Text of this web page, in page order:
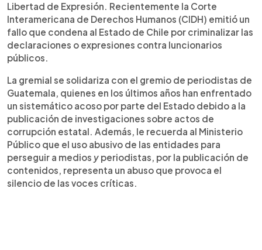
Libertad de Expresión. Recientemente la Corte
lnteramericana de Derechos Humanos (CIDH) emitió un
fallo que condena al Estado de Chile por criminalizar las
declaraciones o expresiones contra luncionarios
públicos.
La gremial se solidariza con el gremio de periodistas de
Guatemala, quienes en los últimos años han enfrentado
un sistemático acoso por parte del Estado debido a la
publicación de investigaciones sobre actos de
corrupción estatal. Además, le recuerda al Ministerio
Público que el uso abusivo de las entidades para
perseguir a medios y periodistas, por la publicación de
contenidos, representa un abuso que provoca el
silencio de las voces críticas.